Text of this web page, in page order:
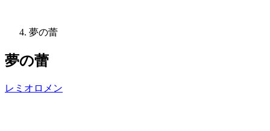
夢の蕾
夢の蕾
レミオロメン